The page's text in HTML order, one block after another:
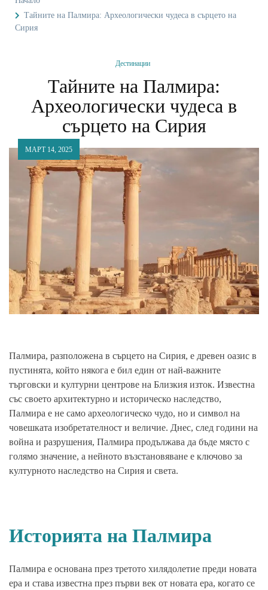
Тайните на Палмира: Археологически чудеса в сърцето на
Сирия
Дестинации
Тайните на Палмира:
Археологически чудеса в
сърцето на Сирия
МАРТ 14, 2025
Палмира, разположена в сърцето на Сирия, е древен оазис в
пустинята, който някога е бил един от най-важните
търговски и културни центрове на Близкия изток. Известна
със своето архитектурно и историческо наследство,
Палмира е не само археологическо чудо, но и символ на
човешката изобретателност и величие. Днес, след години на
война и разрушения, Палмира продължава да бъде място с
голямо значение, а нейното възстановяване е ключово за
културното наследство на Сирия и света.
Историята на Палмира
Палмира е основана през третото хилядолетие преди новата
ера и става известна през първи век от новата ера, когато се